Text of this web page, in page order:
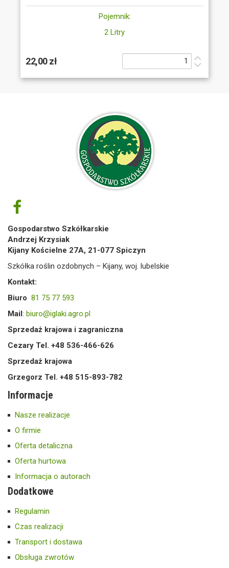
Pojemnik:
2 Litry
22,00 zł
Gospodarstwo Szkółkarskie
Andrzej Krzysiak
Kijany Kościelne 27A, 21-077 Spiczyn
Szkółka roślin ozdobnych – Kijany, woj. lubelskie
Kontakt:
Biuro 81 75 77 593
Mail: biuro@iglaki.agro.pl
Sprzedaż krajowa i zagraniczna
Cezary Tel. +48 536-466-626
Sprzedaż krajowa
Grzegorz Tel. +48 515-893-782
Informacje
Nasze realizacje
O firmie
Oferta detaliczna
Oferta hurtowa
Informacja o autorach
Dodatkowe
Regulamin
Czas realizacji
Transport i dostawa
Obsługa zwrotów